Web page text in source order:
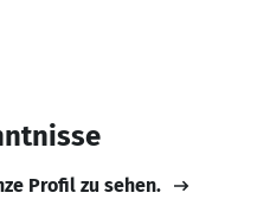
Profil zu sehen.